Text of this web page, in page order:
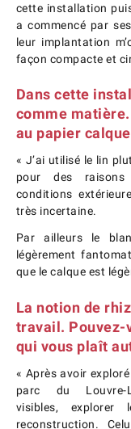
cette installation
a commencé par
leur implantation
façon compacte et
Dans cette
comme
au papier
« J’ai utilisé le lin
pour des raisons
conditions
très incertaine.
Par ailleurs le
légèrement
que le calque est
La notion de
travail. Pouvez-
qui vous plaît
« Après avoir
parc du
visibles, explorer
reconstruction.